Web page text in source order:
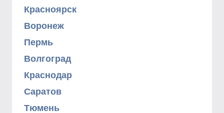
Красноярск
Воронеж
Пермь
Волгоград
Краснодар
Саратов
Тюмень